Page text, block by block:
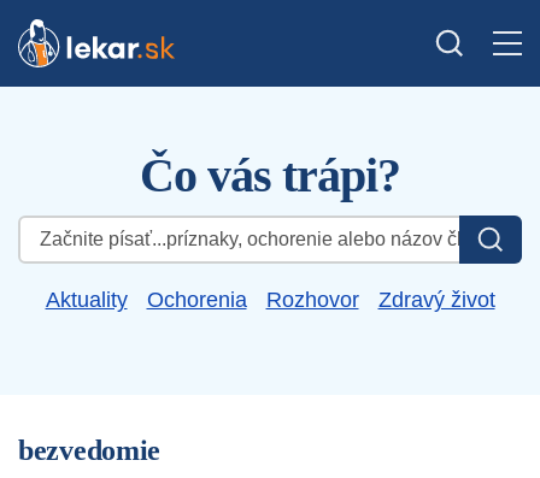
Čo vás trápi?
Hľadať:
Aktuality Ochorenia Rozhovor Zdravý život
bezvedomie